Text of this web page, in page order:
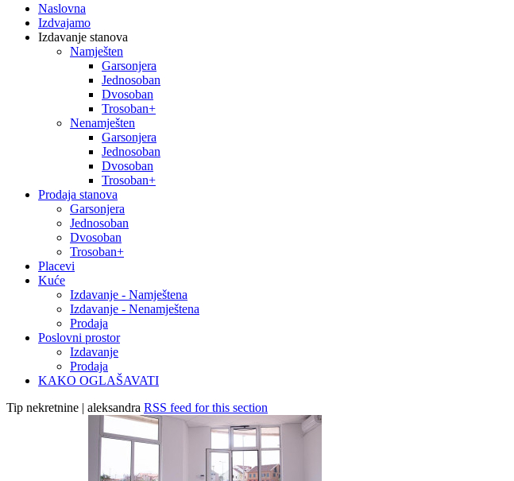
Naslovna
Izdvajamo
Izdavanje stanova
Namješten
Garsonjera
Jednosoban
Dvosoban
Trosoban+
Nenamješten
Garsonjera
Jednosoban
Dvosoban
Trosoban+
Prodaja stanova
Garsonjera
Jednosoban
Dvosoban
Trosoban+
Placevi
Kuće
Izdavanje - Namještena
Izdavanje - Nenamještena
Prodaja
Poslovni prostor
Izdavanje
Prodaja
KAKO OGLAŠAVATI
Tip nekretnine | aleksandra RSS feed for this section